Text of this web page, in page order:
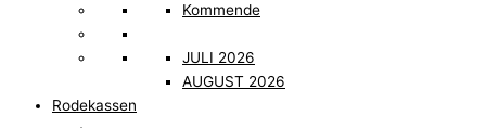
Kommende
JULI 2026
AUGUST 2026
Rodekassen